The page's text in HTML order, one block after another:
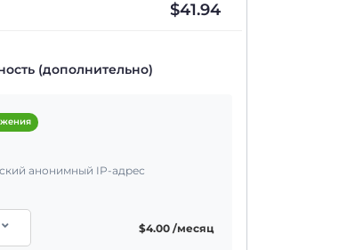
$41.94
(дополнительно)
анонимный IP-адрес
$4.00 /месяц